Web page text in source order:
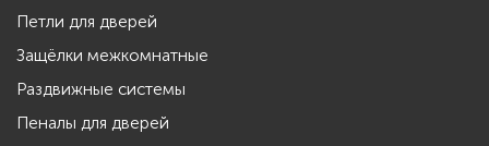
Петли для дверей
Защёлки межкомнатные
Раздвижные системы
Пеналы для дверей